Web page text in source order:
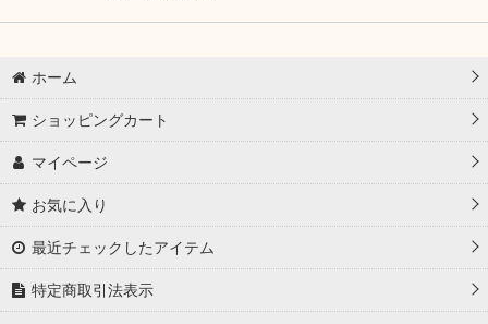
ホーム
ショッピングカート
マイページ
お気に入り
最近チェックしたアイテム
特定商取引法表示